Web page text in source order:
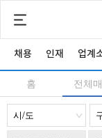
채용 인재 업계
홈 전체